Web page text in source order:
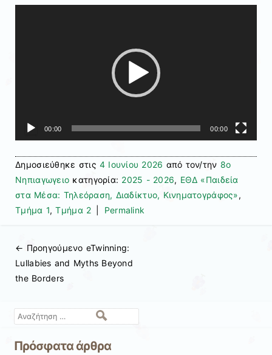
00:00 00:00
Δημοσιεύθηκε στις 4 Ιουνίου 2026 από τον/την 8ο
Νηπιαγωγειο κατηγορία: 2025 - 2026, ΕΘΔ «Παιδεία
στα Μέσα: Τηλεόραση, Διαδίκτυο, Κινηματογράφος»,
Τμήμα 1,Τμήμα 2 Permalink
Πλοήγηση άρθρων
← Προηγούμενo eTwinning:
Lullabies and Myths Beyond
the Borders
Αναζήτηση
Πρόσφατα άρθρα